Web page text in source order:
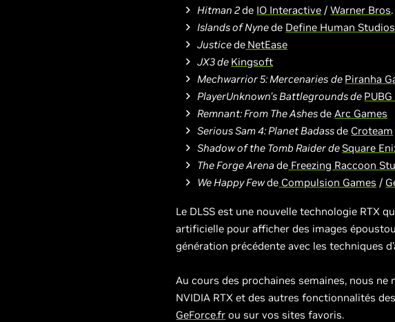
Hitman 2de IO Interactive /Warner Bros.
Islands of Nynede Define Human Studios
Justicede NetEase
JX3 de Kingsoft
Mechwarrior 5: Mercenaries de Piranha
PlayerUnknown’s Battlegrounds de
Remnant: From The AshesdeArc Games
Serious Sam 4: Planet Badassde Croteam
Shadow of the Tomb Raider de Square
The Forge Arenade Freezing Raccoon
We Happy Fewde Compulsion Games /
Le DLSS est une nouvelle technologie RTX
artificielle pour afficher des images
génération précédente avec les techniques
Au cours des prochaines semaines, nous
NVIDIA RTX et des autres fonctionnalités
GeForce.fr ou sur vos sites favoris.